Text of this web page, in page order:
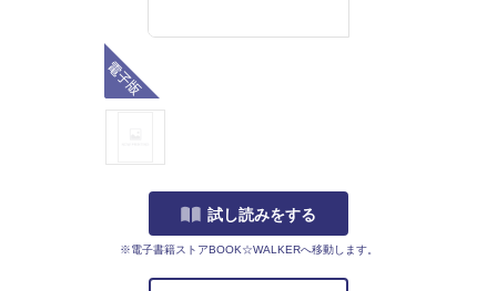
試し読みをする
※電子書籍ストアBOOK☆WALKERへ移動します。